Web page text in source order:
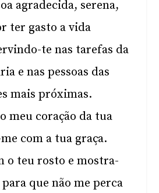
agradecida, serena,
ter gasto a vida
te nas tarefas da
e nas pessoas das
mais próximas.
meu coração da tua
com a tua graça.
o teu rosto e mostra-
que não me perca